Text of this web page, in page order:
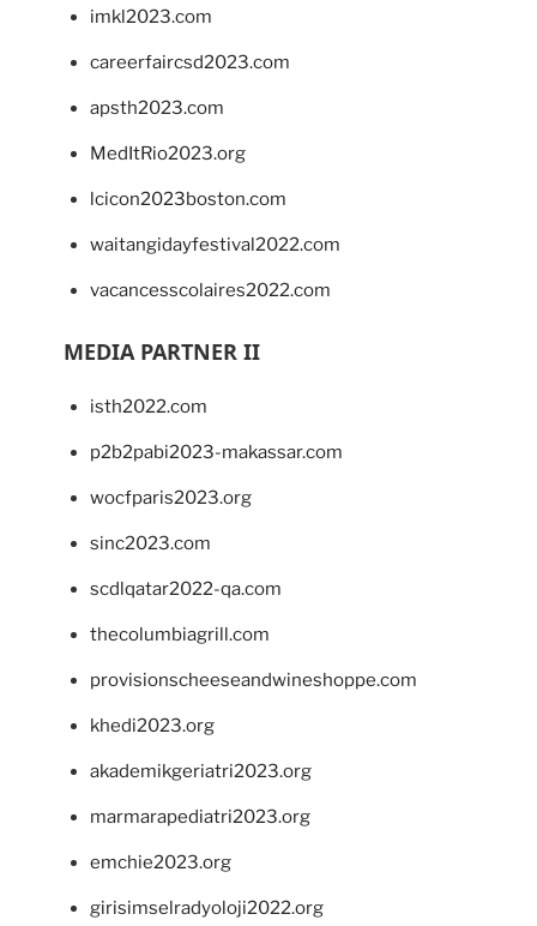
imkl2023.com
careerfaircsd2023.com
apsth2023.com
MedItRio2023.org
lcicon2023boston.com
waitangidayfestival2022.com
vacancesscolaires2022.com
MEDIA PARTNER II
isth2022.com
p2b2pabi2023-makassar.com
wocfparis2023.org
sinc2023.com
scdlqatar2022-qa.com
thecolumbiagrill.com
provisionscheeseandwineshoppe.com
khedi2023.org
akademikgeriatri2023.org
marmarapediatri2023.org
emchie2023.org
girisimselradyoloji2022.org